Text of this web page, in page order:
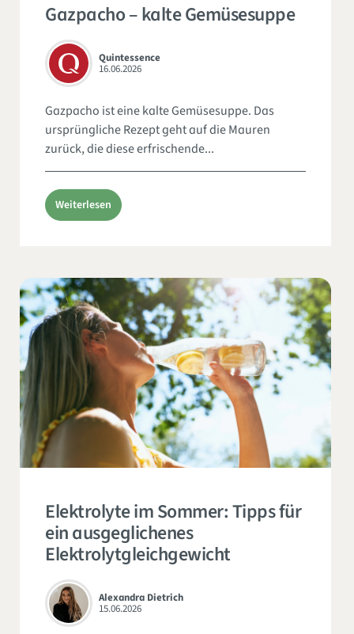
Gazpacho – kalte Gemüsesuppe
Quintessence
16.06.2026
Gazpacho ist eine kalte Gemüsesuppe. Das
ursprüngliche Rezept geht auf die Mauren
zurück, die diese erfrischende...
Weiterlesen
Elektrolyte im Sommer: Tipps für
ein ausgeglichenes
Elektrolytgleichgewicht
Alexandra Dietrich
15.06.2026